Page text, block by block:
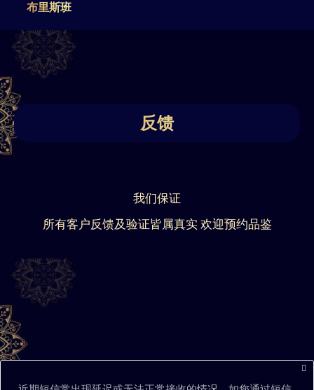
布里斯班
反馈
我们保证
所有客户反馈及验证皆属真实 欢迎预约品鉴